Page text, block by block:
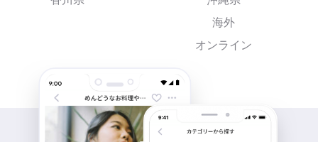
海外
オンライン